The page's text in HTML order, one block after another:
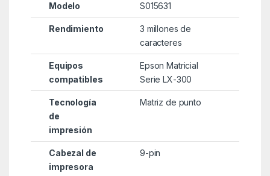
Modelo S015631
Rendimiento
3 millones de
caracteres
Equipos
compatibles
Epson Matricial
Serie LX-300
Tecnología
de
impresión
Matriz de punto
Cabezal de
impresora
9-pin